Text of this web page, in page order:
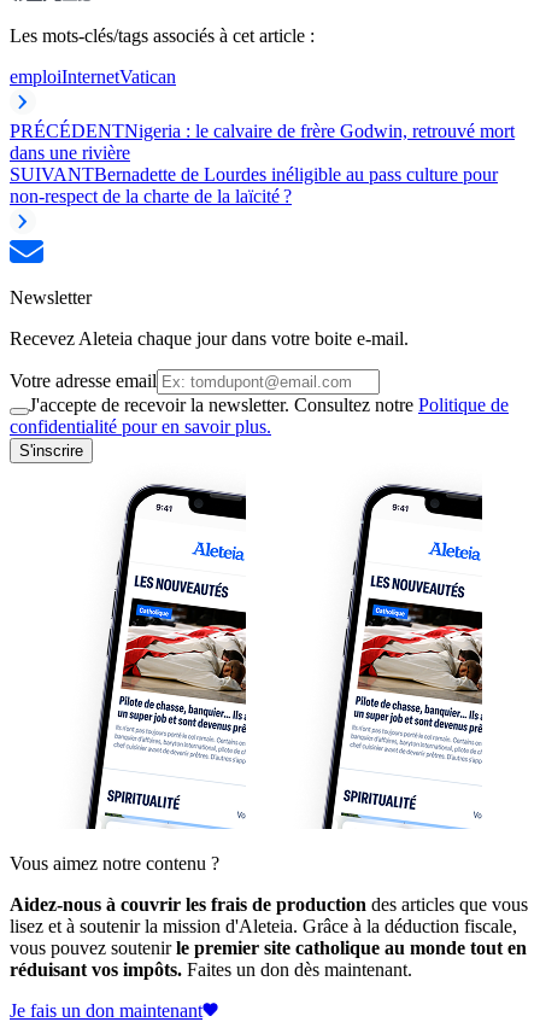
Les mots-clés/tags associés à cet article :
emploiInternetVatican
PRÉCÉDENTNigeria : le calvaire de frère Godwin, retrouvé mort
dans une rivière
SUIVANTBernadette de Lourdes inéligible au pass culture pour
non-respect de la charte de la laïcité ?
Newsletter
Recevez Aleteia chaque jour dans votre boite e-mail.
Votre adresse email
J'accepte de recevoir la newsletter. Consultez notre Politique de
confidentialité pour en savoir plus.
S'inscrire
Vous aimez notre contenu ?
Aidez-nous à couvrir les frais de production des articles que vous
lisez et à soutenir la mission d'Aleteia. Grâce à la déduction fiscale,
vous pouvez soutenirle premier site catholique au monde tout en
réduisant vos impôts. Faites un don dès maintenant.
Je fais un don maintenant